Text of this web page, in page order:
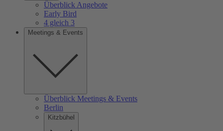
Überblick Angebote
Early Bird
4 gleich 3
Meetings & Events
Überblick Meetings & Events
Berlin
Kitzbühel